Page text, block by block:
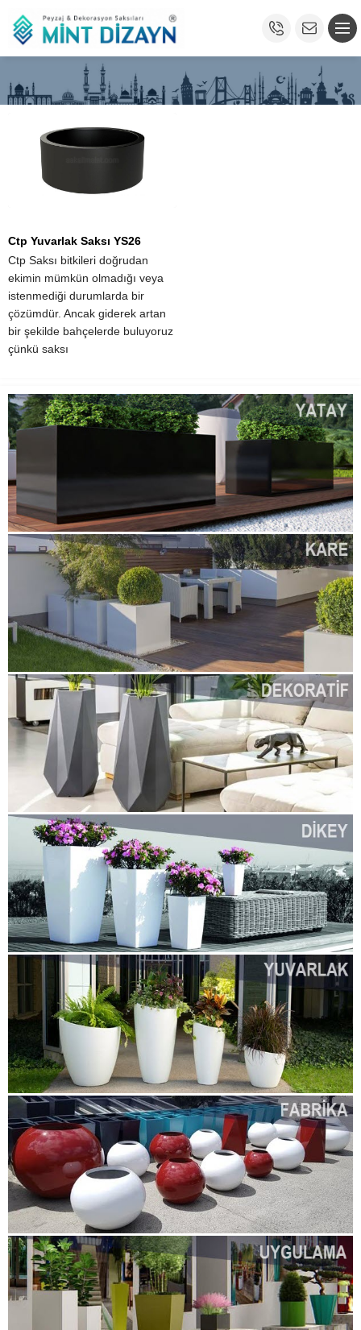
Ctp Yuvarlak Saksı YS26
Ctp Saksı bitkileri doğrudan
ekimin mümkün olmadığı veya
istenmediği durumlarda bir
çözümdür. Ancak giderek artan
bir şekilde bahçelerde buluyoruz
çünkü saksı